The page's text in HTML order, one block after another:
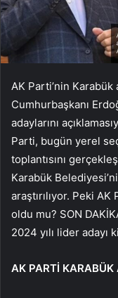
AK Parti’nin
Cumhurbaşkanı
adaylarını
Parti, bugün yerel
toplantısını
Karabük
araştırılıyor. Peki AK
oldu mu? SON
2024 yılı lider adayı
AK PARTİ